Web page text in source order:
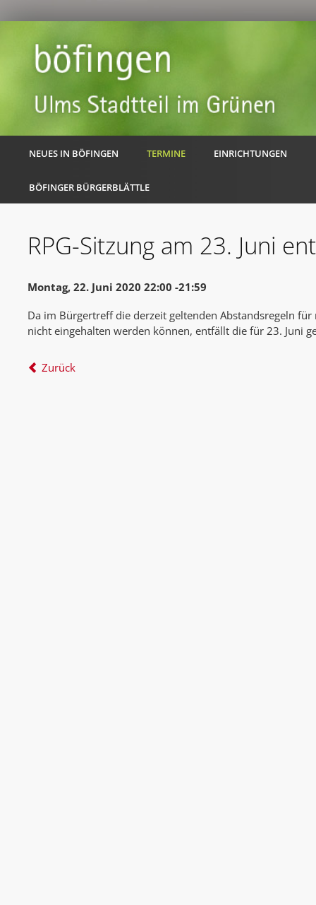
NEUES IN BÖFINGEN TERMINE EINRICHTUNGEN
BÖFINGER BÜRGERBLÄTTLE
RPG-Sitzung am 23. Juni
Montag, 22. Juni 2020 22:00 -21:59
Da im Bürgertreff die derzeit geltenden Abstandsregeln für
nicht eingehalten werden können, entfällt die für 23. Juni
Zurück